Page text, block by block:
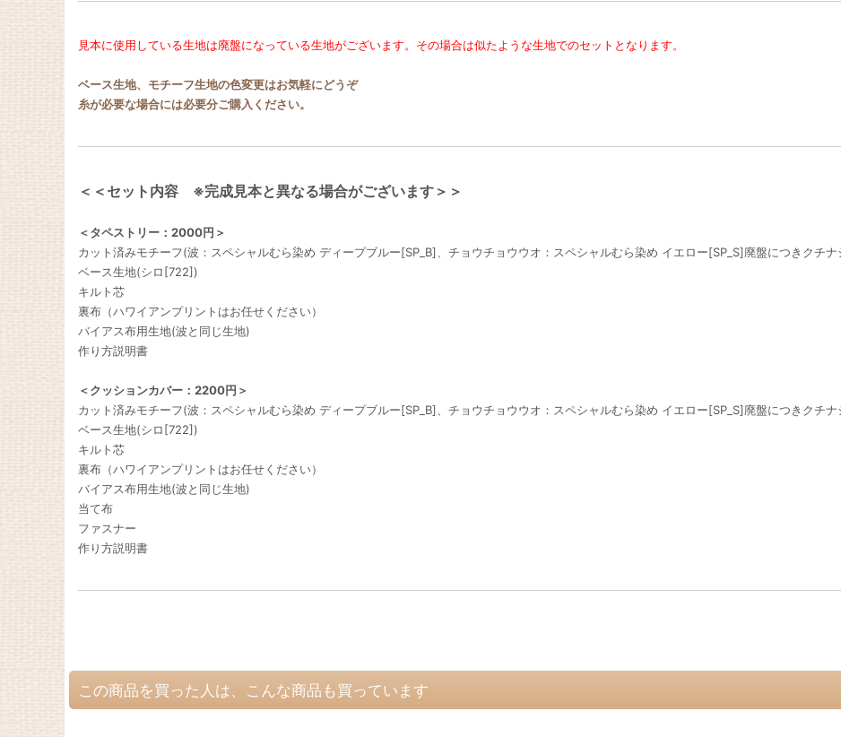
見本に使用している生地は廃盤になっている生地がございます。その場合は似たような生地でのセットとなります。
ベース生地、モチーフ生地の色変更はお気軽にどうぞ
糸が必要な場合には必要分ご購入ください。
＜＜セット内容 ※完成見本と異なる場合がございます＞＞
＜タペストリー：2000円＞
カット済みモチーフ(波：スペシャルむら染め ディープブルー[SP_B]、チョウチョウウオ：スペシャルむら染め イエロー[SP_S]廃盤につきクチ
ベース生地(シロ[722])
キルト芯
裏布（ハワイアンプリントはお任せください）
バイアス布用生地(波と同じ生地)
作り方説明書
＜クッションカバー：2200円＞
カット済みモチーフ(波：スペシャルむら染め ディープブルー[SP_B]、チョウチョウウオ：スペシャルむら染め イエロー[SP_S]廃盤につきクチ
ベース生地(シロ[722])
キルト芯
裏布（ハワイアンプリントはお任せください）
バイアス布用生地(波と同じ生地)
当て布
ファスナー
作り方説明書
この商品を買った人は、こんな商品も買っています